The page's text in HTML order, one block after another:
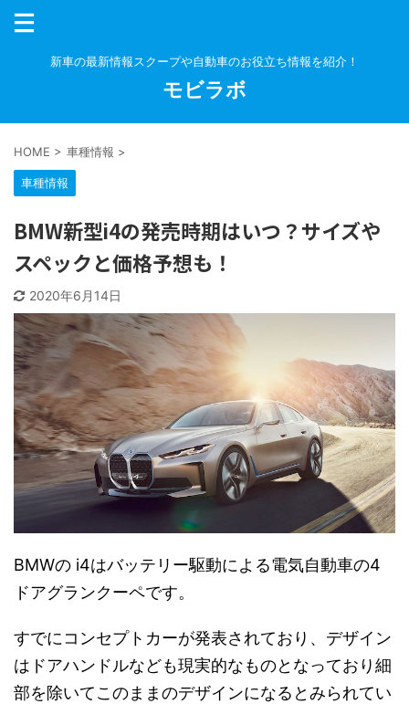
新車の最新情報スクープや自動車のお役立ち情報を紹介！
モビラボ
HOME > 車種情報 >
車種情報
BMW新型i4の発売時期はいつ？サイズや
スペックと価格予想も！
2020年6月14日
BMWの i4はバッテリー駆動による電気自動車の4
ドアグランクーペです。
すでにコンセプトカーが発表されており、デザイン
はドアハンドルなども現実的なものとなっており細
部を除いてこのままのデザインになるとみられてい